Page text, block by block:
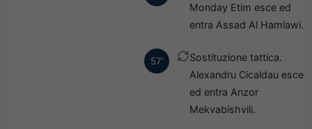
Monday Etim esce ed
entra Assad Al Hamlawi.
57'
Sostituzione tattica.
Alexandru Cicaldau esce
ed entra Anzor
Mekvabishvili.